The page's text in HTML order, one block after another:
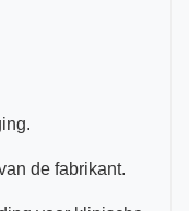
de fabrikant.